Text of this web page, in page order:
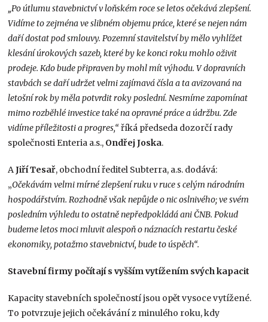
„Po útlumu stavebnictví v loňském roce se letos očekává zlepšení.
Vidíme to zejména ve slibném objemu práce, které se nejen nám
daří dostat pod smlouvy. Pozemní stavitelství by mělo vyhlížet
klesání úrokových sazeb, které by ke konci roku mohlo oživit
prodeje. Kdo bude připraven by mohl mít výhodu. V dopravních
stavbách se daří udržet velmi zajímavá čísla a ta avizovaná na
letošní rok by měla potvrdit roky poslední. Nesmíme zapomínat
mimo rozběhlé investice také na opravné práce a údržbu. Zde
vidíme příležitosti a progres,“říká předseda dozorčí rady
společnosti Enteria a.s., Ondřej Joska.
AJiří Tesař, obchodní ředitel Subterra, a.s. dodává:
„Očekávám velmi mírné zlepšení ruku v ruce s celým národním
hospodářstvím. Rozhodně však nepůjde o nic oslnivého; ve svém
posledním výhledu to ostatně nepředpokládá ani ČNB. Pokud
budeme letos moci mluvit alespoň o náznacích restartu české
ekonomiky, potažmo stavebnictví, bude to úspěch“.
Stavební firmy počítají s vyšším vytížením svých kapacit
Kapacity stavebních společností jsou opět vysoce vytížené.
To potvrzuje jejich očekávání z minulého roku, kdy